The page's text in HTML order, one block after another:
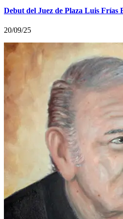
Debut del Juez de Plaza Luis Frías
20/09/25